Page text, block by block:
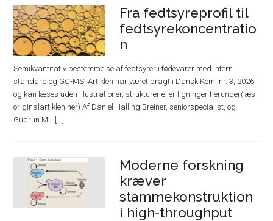
Fra fedtsyreprofil til
fedtsyrekoncentratio
n
Semikvantitativ bestemmelse af fedtsyrer i fødevarer med intern
standard og GC-MS. Artiklen har været bragt i Dansk Kemi nr. 3, 2026
og kan læses uden illustrationer, strukturer eller ligninger herunder(læs
originalartiklen her) Af Daniel Halling Breiner, seniorspecialist, og
Gudrun M.
Moderne forskning
kræver
stammekonstruktion
i high-throughput